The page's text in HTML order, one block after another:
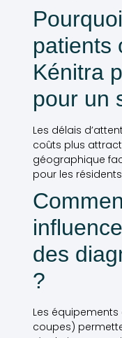
patients
Kénitra
pour un
Les délais
coûts plus
géographique
pour les
des
?
Les équipements
coupes)